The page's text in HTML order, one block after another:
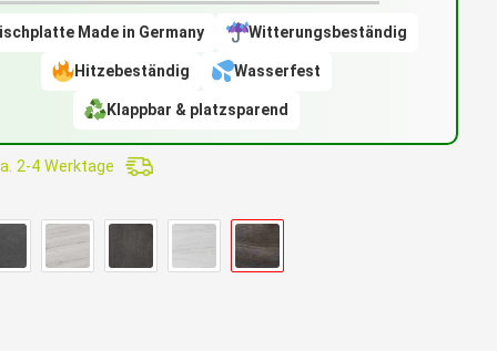
Made in Germany Witterungsbeständig
Hitzebeständig Wasserfest
Klappbar & platzsparend
2-4 Werktage